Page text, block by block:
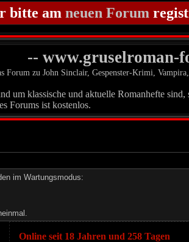
bitte am neuen Forum
-- www.gruselroman-
Forum zu John Sinclair, Gespenster-Krimi,
um klassische und aktuelle Romanhefte
Forums ist kostenlos.
im Wartungsmodus:
Online seit 18 Jahren und 258 Tagen